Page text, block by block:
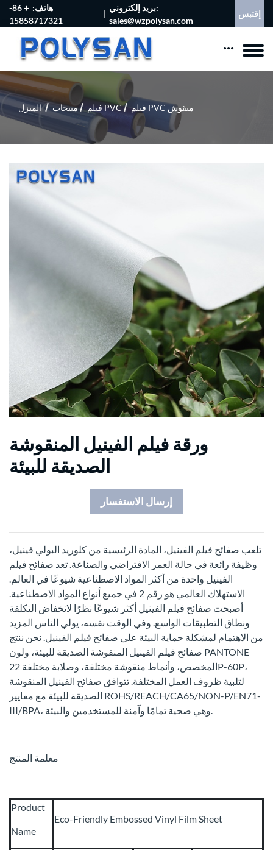
هاتف: ＋86-
15858717321
بريد إلكتروني:
sales@wzpolysan.com
إقتبس
المنزل منتجات فيلم PVC فيلم PVC منقوش
ورقة فيلم الفينيل المنقوشة
الصديقة للبيئة
إرسال الاستفسار
تلعب صفائح فيلم الفينيل، المادة الرئيسية من كلوريد البولي فينيل،
وظيفة رائعة في حالة العمر الافتراضي والصناعة. تعد صفائح فيلم
الفينيل واحدة من أكثر المواد الاصطناعية شيوعًا في العالم.
الاستهلاك العالمي هو رقم 2 في جميع أنواع المواد الاصطناعية.
أصبحت صفائح فيلم الفينيل أكثر شيوعًا نظرًا لانخفاض التكلفة
ونطاق التطبيقات الواسع. وفي الوقت نفسه، يولي الناس المزيد
من الاهتمام لمشكلة حماية البيئة على صفائح فيلم الفينيل. نحن ننتج
صفائح فيلم الفينيل المنقوشة الصديقة للبيئة، ولون PANTONE
المخصص، وأنماط منقوشة مختلفة، وصلابة مختلفة 22P-60P،
لتلبية ظروف العمل المختلفة. تتوافق صفائح الفينيل المنقوشة
الصديقة للبيئة مع معايير ROHS/REACH/CA65/NON-P/EN71-
III/BPA، وهي صحية تمامًا وآمنة للمستخدمين والبيئة.
معلمة المنتج
Product
Name
Eco-Friendly Embossed Vinyl Film Sheet